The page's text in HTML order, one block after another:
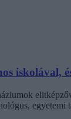
iskolával,
egyetemi